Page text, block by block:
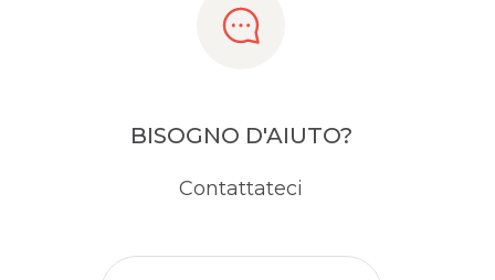
BISOGNO D'AIUTO?
Contattateci